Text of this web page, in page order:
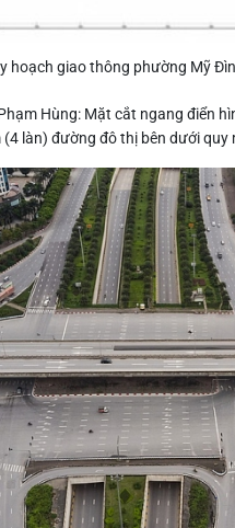
hoạch giao thông phường Mỹ
Hùng: Mặt cắt ngang điển
làn) đường đô thị bên dưới quy